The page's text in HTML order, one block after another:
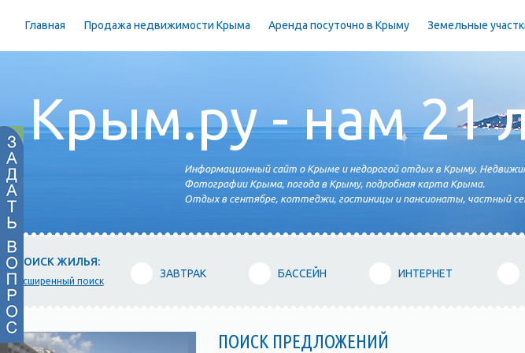
Главная Продажа недвижимости Крыма Аренда посуточно в Крыму Земельные
Крым.ру - нам 21
Информационный сайт о Крыме и недорогой отдых в Крыму.
Фотографии Крыма, погода в Крыму, подробная карта Крыма.
Отдых в сентябре, коттеджи, гостиницы и пансионаты, частный
ПОИСК ЖИЛЬЯ:
расширенный поиск
ЗАВТРАК БАССЕЙН ИНТЕРНЕТ
ПОИСК ПРЕДЛОЖЕНИЙ